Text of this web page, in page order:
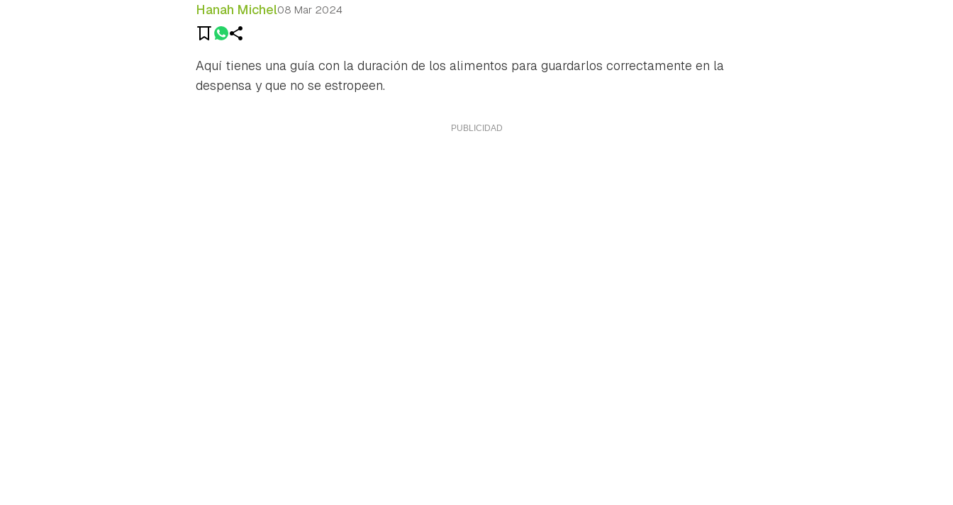
Hanah Michel08 Mar 2024
Aquí tienes una guía con la duración de los alimentos para guardarlos correctamente en la
despensa y que no se estropeen.